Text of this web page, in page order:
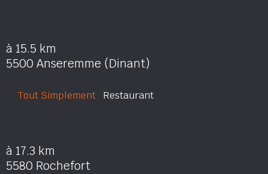
à 15.5 km
5500 Anseremme (Dinant)
Tout Simplement Restaurant
à 17.3 km
5580 Rochefort